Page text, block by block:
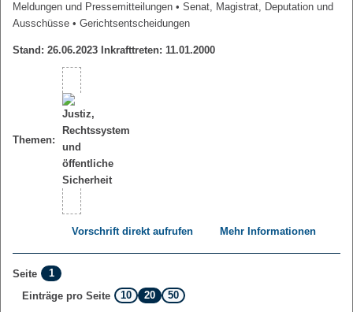
Meldungen und Pressemitteilungen • Senat, Magistrat, Deputation und
Ausschüsse • Gerichtsentscheidungen
Stand: 26.06.2023 Inkrafttreten: 11.01.2000
Themen:
Vorschrift direkt aufrufen Mehr Informationen
Seite
1
Einträge pro Seite
10 20 50